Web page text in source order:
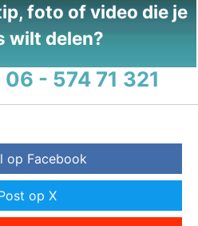
foto of video die je
wilt delen?
06 - 574 71 321
op Facebook
op X